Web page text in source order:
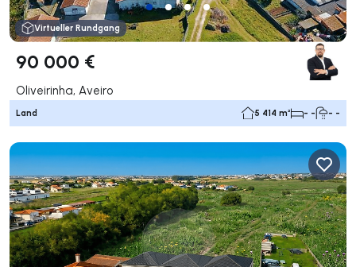
Virtueller Rundgang
90 000 €
Oliveirinha, Aveiro
Land 5 414 m² - - - -